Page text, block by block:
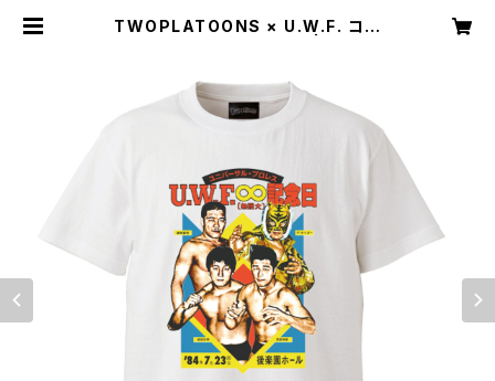
TWOPLATOONS × U.W.F. コラ